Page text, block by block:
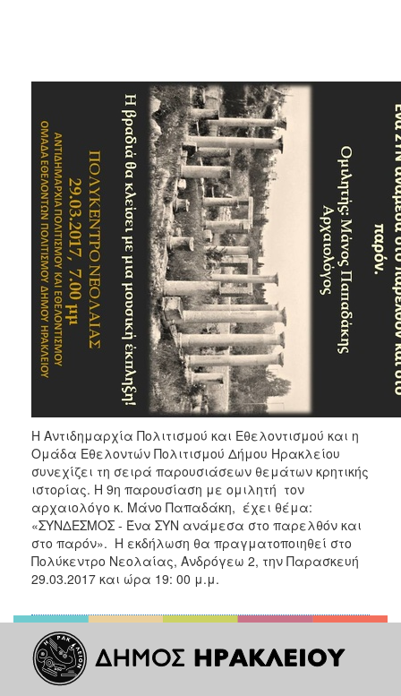
2013
2010
2006
ΤΟΠΟΣ
ΠΟΛΙΤΙΣΜΟΣ
ΑΝΘΕΚΤΙΚΗ
Η Αντιδημαρχία Πολιτισμού και Εθελοντισμού και η
Ομάδα Εθελοντών Πολιτισμού Δήμου Ηρακλείου
συνεχίζει τη σειρά παρουσιάσεων θεμάτων κρητικής
ιστορίας. Η 9η παρουσίαση με ομιλητή τον
αρχαιολόγο κ. Μάνο Παπαδάκη, έχει θέμα:
«ΣΥΝΔΕΣΜΟΣ - Ένα ΣΥΝ ανάμεσα στο παρελθόν και
στο παρόν». Η εκδήλωση θα πραγματοποιηθεί στο
Πολύκεντρο Νεολαίας, Ανδρόγεω 2, την Παρασκευή
29.03.2017 και ώρα 19: 00 μ.μ.